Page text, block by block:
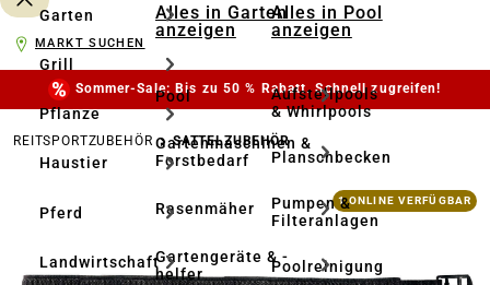
Garten
Grill
Pflanze
Haustier
Pferd
Landwirtschaft
Alles in Garten
anzeigen
Pool
Gartenmaschinen &
Forstbedarf
Rasenmäher
Gartengeräte & -
helfer
Alles in Pool
anzeigen
Aufstellpools
& Whirlpools
Planschbecken
Pumpen &
Filteranlagen
Poolreinigung
MARKT SUCHEN
Sommer-Sale: Bis zu 50 % Rabatt. Schnell zugreifen!
REITSPORTZUBEHÖR SATTELZUBEHÖR
Bildergalerie überspringen 1 ONLINE VERFÜGBAR